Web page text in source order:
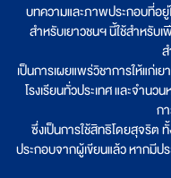
บทความและภาพประกอบที่อยู่
สำหรับเยาวชนฯ นี้ใช้สำหรั
เป็นการเผยแพร่วิชาการให้แก่เ
โรงเรียนทั่วประเทศ และจำน
ก
ซึ่งเป็นการใช้สิทธิโดยสุจริ
ประกอบจากผู้เขียนแล้ว หากมีป